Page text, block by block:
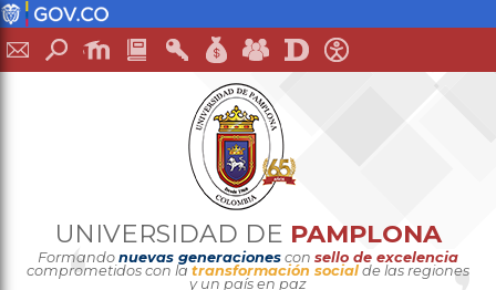
UNIVERSIDAD DE PAMPLONA
Formando nuevas generaciones con sello de excelencia
comprometidos con la transformación social de las regiones
y un país en paz